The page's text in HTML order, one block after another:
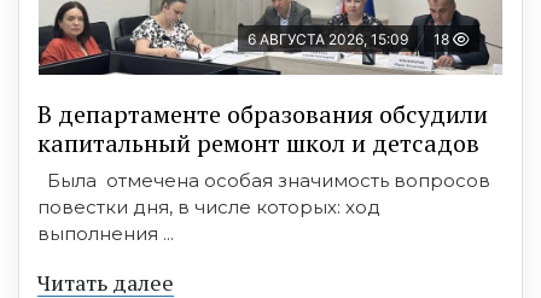
6 АВГУСТА 2026, 15:09 18
В департаменте образования обсудили
капитальный ремонт школ и детсадов
Была отмечена особая значимость вопросов
повестки дня, в числе которых: ход
выполнения ...
Читать далее